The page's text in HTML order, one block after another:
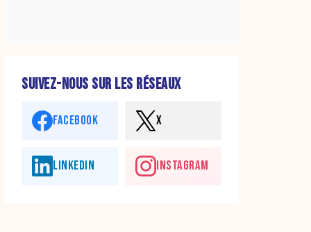
SUIVEZ-NOUS SUR LES RÉSEAUX
FACEBOOK X
LINKEDIN INSTAGRAM